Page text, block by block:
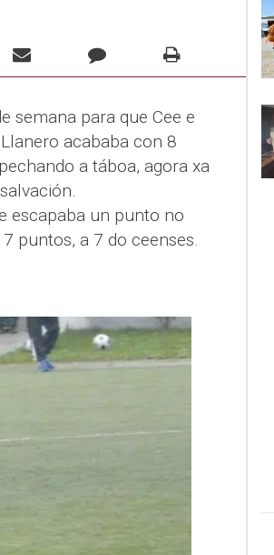
semana para que Cee e
acababa con 8
a táboa, agora xa
escapaba un punto no
puntos, a 7 do ceenses.